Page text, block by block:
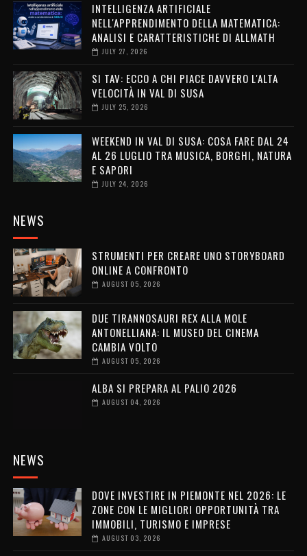
INTELLIGENZA ARTIFICIALE
NELL'APPRENDIMENTO DELLA MATEMATICA:
ANALISI E CARATTERISTICHE DI ALLMATH
JULY 27, 2026
SI TAV: ECCO A CHI PIACE DAVVERO L'ALTA
VELOCITÀ IN VAL DI SUSA
JULY 25, 2026
WEEKEND IN VAL DI SUSA: COSA FARE DAL 24
AL 26 LUGLIO TRA MUSICA, BORGHI, NATURA
E SAPORI
JULY 24, 2026
NEWS
STRUMENTI PER CREARE UNO STORYBOARD
ONLINE A CONFRONTO
AUGUST 05, 2026
DUE TIRANNOSAURI REX ALLA MOLE
ANTONELLIANA: IL MUSEO DEL CINEMA
CAMBIA VOLTO
AUGUST 05, 2026
ALBA SI PREPARA AL PALIO 2026
AUGUST 04, 2026
NEWS
DOVE INVESTIRE IN PIEMONTE NEL 2026: LE
ZONE CON LE MIGLIORI OPPORTUNITÀ TRA
IMMOBILI, TURISMO E IMPRESE
AUGUST 03, 2026